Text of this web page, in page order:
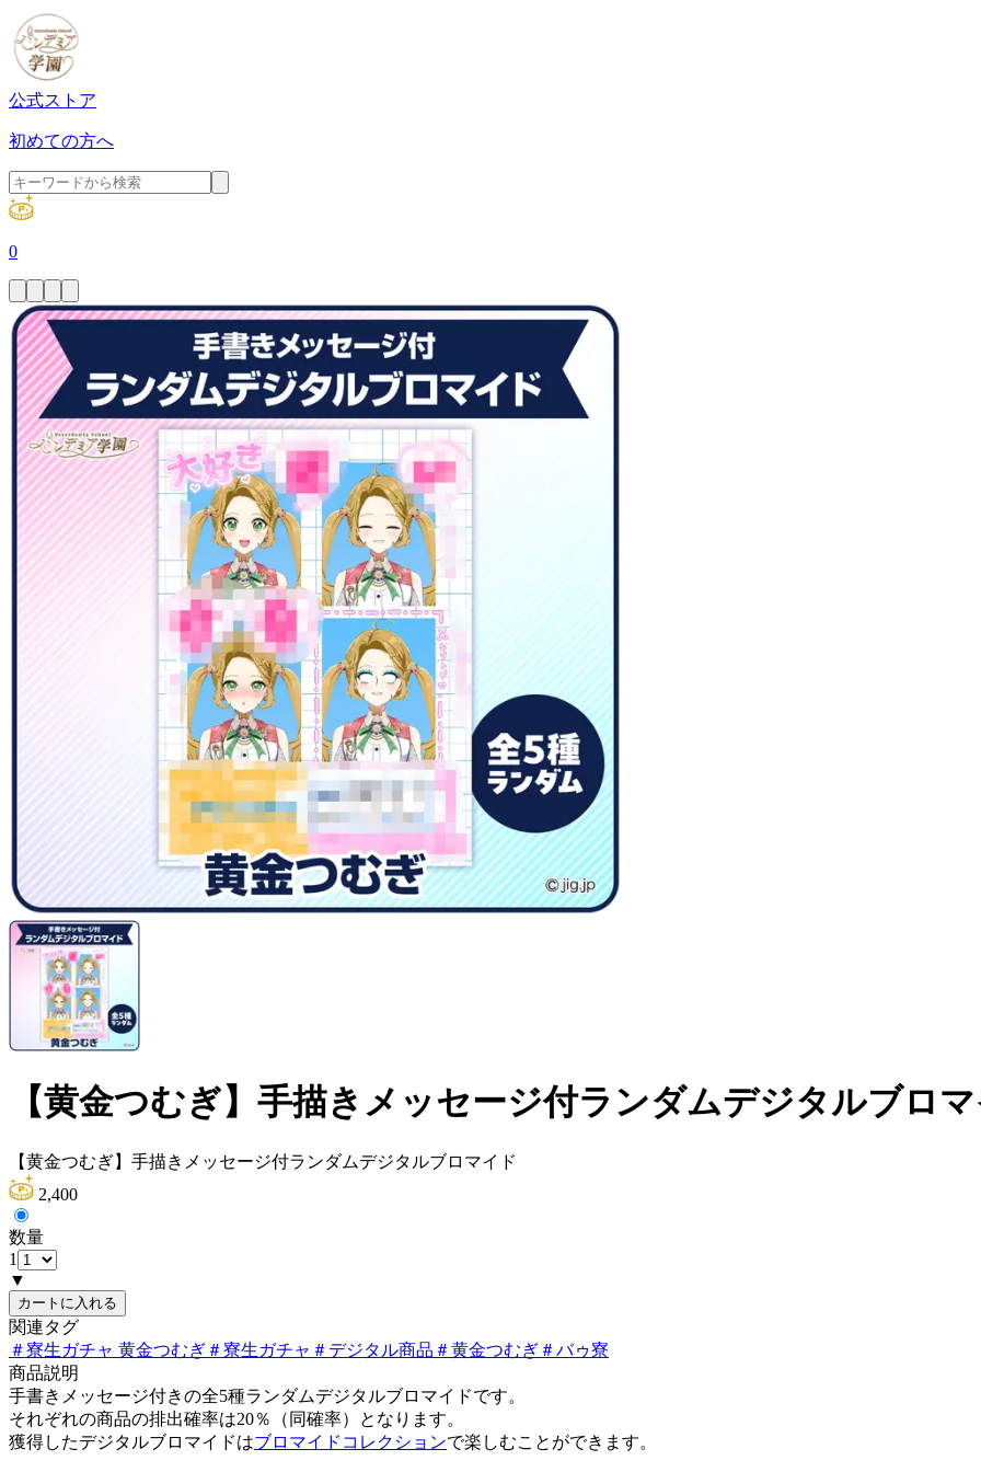
公式ストア
初めての方へ
0
【黄金つむぎ】手描きメッセージ付ランダムデジタルブロ
【黄金つむぎ】手描きメッセージ付ランダムデジタルブロマイド
2,400
数量
1
▼
カートに入れる
関連タグ
＃寮生ガチャ 黄金つむぎ＃寮生ガチャ ＃ デジタル商品 ＃黄金つむぎ＃バゥ寮
商品説明
手書きメッセージ付きの全5種ランダムデジタルブロマイドです。
それぞれの商品の排出確率は20％（同確率）となります。
獲得したデジタルブロマイドはブロマイドコレクションで楽しむことができます。